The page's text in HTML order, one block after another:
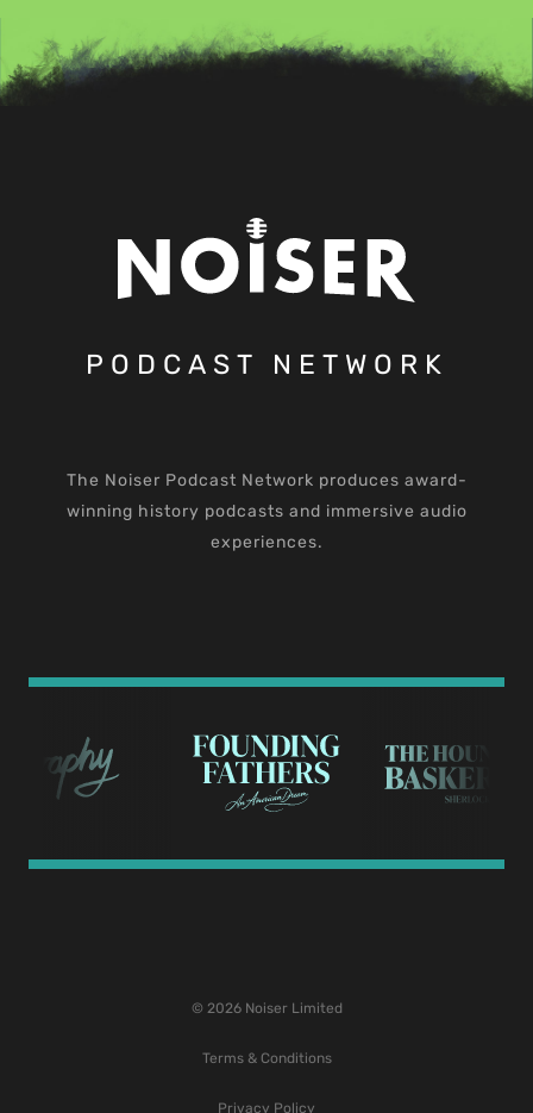
PODCAST NETWORK
The Noiser Podcast Network produces award-
winning history podcasts and immersive audio
experiences.
© 2026 Noiser Limited
Terms & Conditions
Privacy Policy